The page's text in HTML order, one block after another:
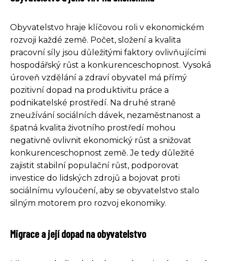
Obyvatelstvo hraje klíčovou roli v ekonomickém
rozvoji každé země. Počet, složení a kvalita
pracovní síly jsou důležitými faktory ovlivňujícími
hospodářský růst a konkurenceschopnost. Vysoká
úroveň vzdělání a zdraví obyvatel má přímý
pozitivní dopad na produktivitu práce a
podnikatelské prostředí. Na druhé straně
zneužívání sociálních dávek, nezaměstnanost a
špatná kvalita životního prostředí mohou
negativně ovlivnit ekonomický růst a snižovat
konkurenceschopnost země. Je tedy důležité
zajistit stabilní populační růst, podporovat
investice do lidských zdrojů a bojovat proti
sociálnímu vyloučení, aby se obyvatelstvo stalo
silným motorem pro rozvoj ekonomiky.
Migrace a její dopad na obyvatelstvo